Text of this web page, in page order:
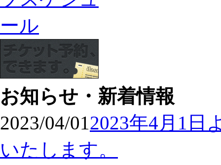
お知らせ・新着情報
2023/04/012023年4月1日
いたします。